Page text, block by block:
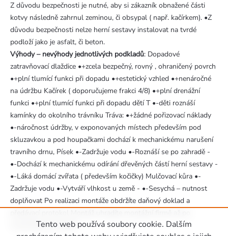
Tento web používá soubory cookie. Dalším
Z důvodu bezpečnosti je nutné, aby si zákazník obnažené části
kotvy následně zahrnul zeminou, či obsypal ( např. kačírkem). •Z
důvodu bezpečnosti nelze herní sestavy instalovat na tvrdé
podloží jako je asfalt, či beton.
Výhody – nevýhody jednotlivých podkladů: Dopadové
zatravňovací dlaždice •+zcela bezpečný, rovný , ohraničený povrch
•+plní tlumící funkci při dopadu •+estetický vzhled •+nenáročné
na údržbu Kačírek ( doporučujeme frakci 4/8) •+plní drenážní
funkci •+plní tlumící funkci při dopadu dětí T •-děti roznáší
kamínky do okolního trávníku Tráva: •+žádné pořizovací náklady
•-náročnost údržby, v exponovaných místech především pod
skluzavkou a pod houpačkami dochází k mechanickému narušení
travního drnu, Písek •-Zadržuje vodu •-Roznáší se po zahradě -
•-Dochází k mechanickému odírání dřevěných částí herní sestavy -
•-Láká domácí zvířata ( především kočičky) Mulčovací kůra •-
Zadržuje vodu •-Vytváří vlhkost u země - •-Sesychá – nutnost
doplňovat Po realizaci montáže obdržíte daňový doklad a
uskutečnění montáže.